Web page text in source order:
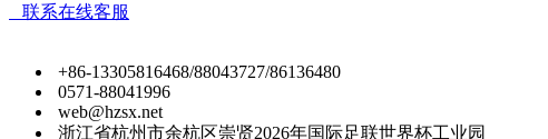
联系在线客服
+86-13305816468/88043727/86136480
0571-88041996
web@hzsx.net
浙江省杭州市余杭区崇贤2026年国际足联世界杯工业园